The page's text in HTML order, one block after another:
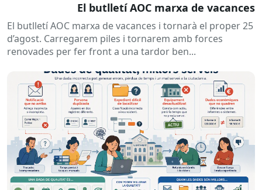
El butlletí AOC marxa de vacances
El butlletí AOC marxa de vacances i tornarà el proper 25
d’agost. Carregarem piles i tornarem amb forces
renovades per fer front a una tardor ben...